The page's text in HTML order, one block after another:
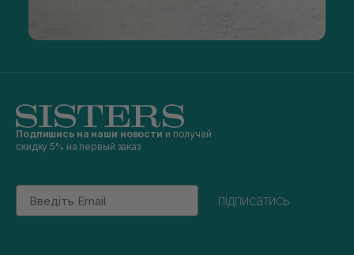
Подпишись на наши новости и получай
скидку 5% на первый заказ
Email
підписатись